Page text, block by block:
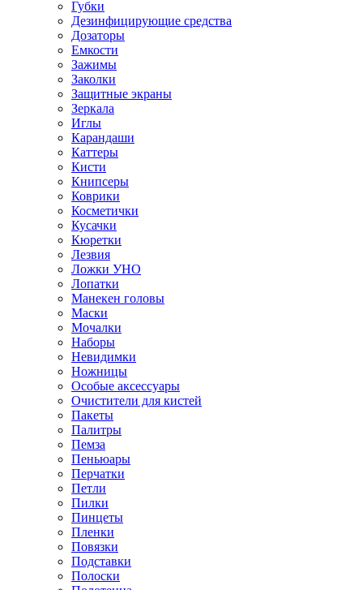
Губки
Дезинфицирующие средства
Дозаторы
Емкости
Зажимы
Заколки
Защитные экраны
Зеркала
Иглы
Карандаши
Каттеры
Кисти
Книпсеры
Коврики
Косметички
Кусачки
Кюретки
Лезвия
Ложки УНО
Лопатки
Манекен головы
Маски
Мочалки
Наборы
Невидимки
Ножницы
Особые аксессуары
Очистители для кистей
Пакеты
Палитры
Пемза
Пеньюары
Перчатки
Петли
Пилки
Пинцеты
Пленки
Повязки
Подставки
Полоски